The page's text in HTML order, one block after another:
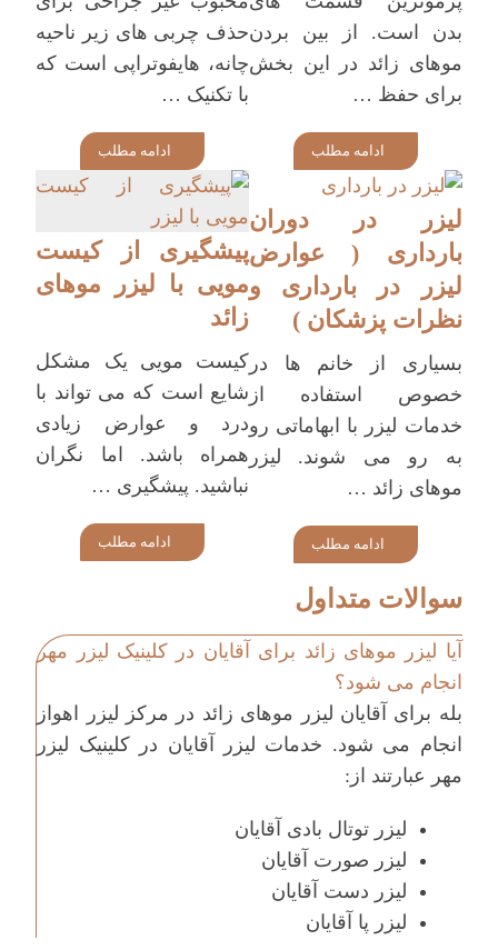
بدن است. از بین بردن
موهای زائد در این بخش
برای حفظ …
ادامه مطلب
حذف چربی های زیر ناحیه
چانه، هایفوتراپی است که
با تکنیک …
ادامه مطلب
لیزر در دوران
بارداری ( عوارض
لیزر در بارداری و
نظرات پزشکان )
بسیاری از خانم ها در
خصوص استفاده از
خدمات لیزر با ابهاماتی رو
به رو می شوند. لیزر
موهای زائد …
ادامه مطلب
پیشگیری از کیست
مویی با لیزر موهای
زائد
کیست مویی یک مشکل
شایع است که می تواند با
درد و عوارض زیادی
همراه باشد. اما نگران
نباشید. پیشگیری …
ادامه مطلب
سوالات متداول
آیا لیزر موهای زائد برای آقایان در کلینیک لیزر مهر
انجام می شود؟
بله برای آقایان لیزر موهای زائد در مرکز لیزر اهواز
انجام می شود. خدمات لیزر آقایان در کلینیک لیزر
مهر عبارتند از:
لیزر توتال بادی آقایان
لیزر صورت آقایان
لیزر دست آقایان
لیزر پا آقایان